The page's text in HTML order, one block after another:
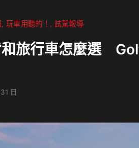
玩車用聽的！ 試駕報導
旅行車怎麼選
日